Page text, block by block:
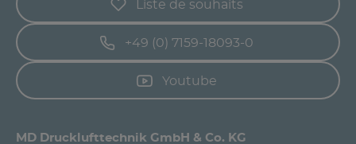
Liste de souhaits
+49 (0) 7159-18093-0
Youtube
MD Drucklufttechnik GmbH & Co. KG